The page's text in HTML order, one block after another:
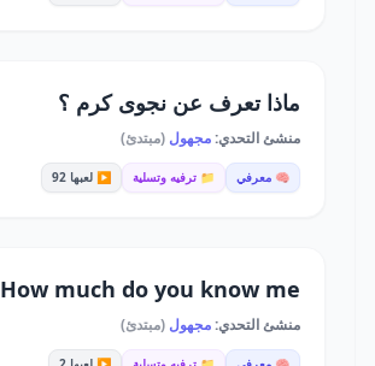
ماذا تعرف عن نجوى كرم ؟
منشئ التحدي:مجهول (مبتدئ)
🧠 معرفي 📁 ترفيه وتسلية ▶️ لعبها 92
How much do you know me ?
منشئ التحدي:مجهول (مبتدئ)